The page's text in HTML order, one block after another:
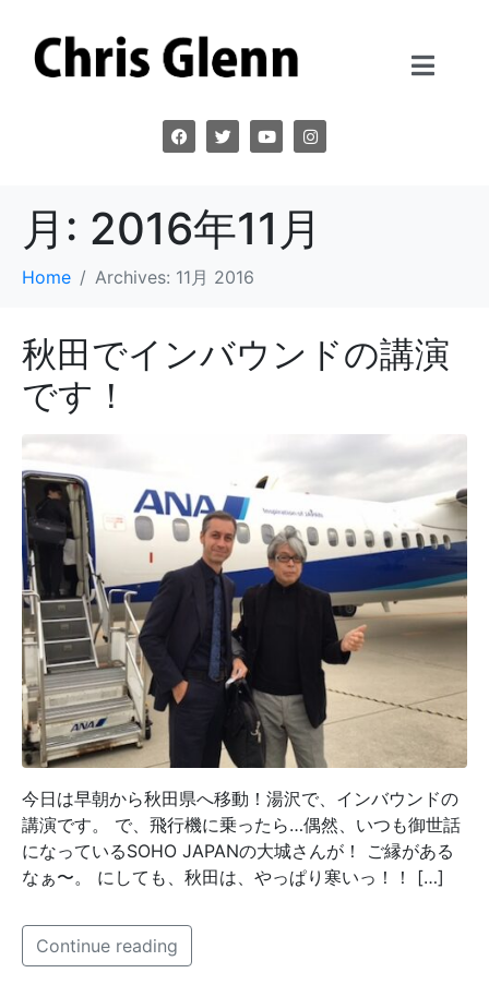
月: 2016年11月
Home Archives: 11月 2016
秋田でインバウンドの講演
です！
今日は早朝から秋田県へ移動！湯沢で、インバウンドの
講演です。 で、飛行機に乗ったら…偶然、いつも御世話
になっているSOHO JAPANの大城さんが！ ご縁がある
なぁ〜。 にしても、秋田は、やっぱり寒いっ！！ […]
Continue reading